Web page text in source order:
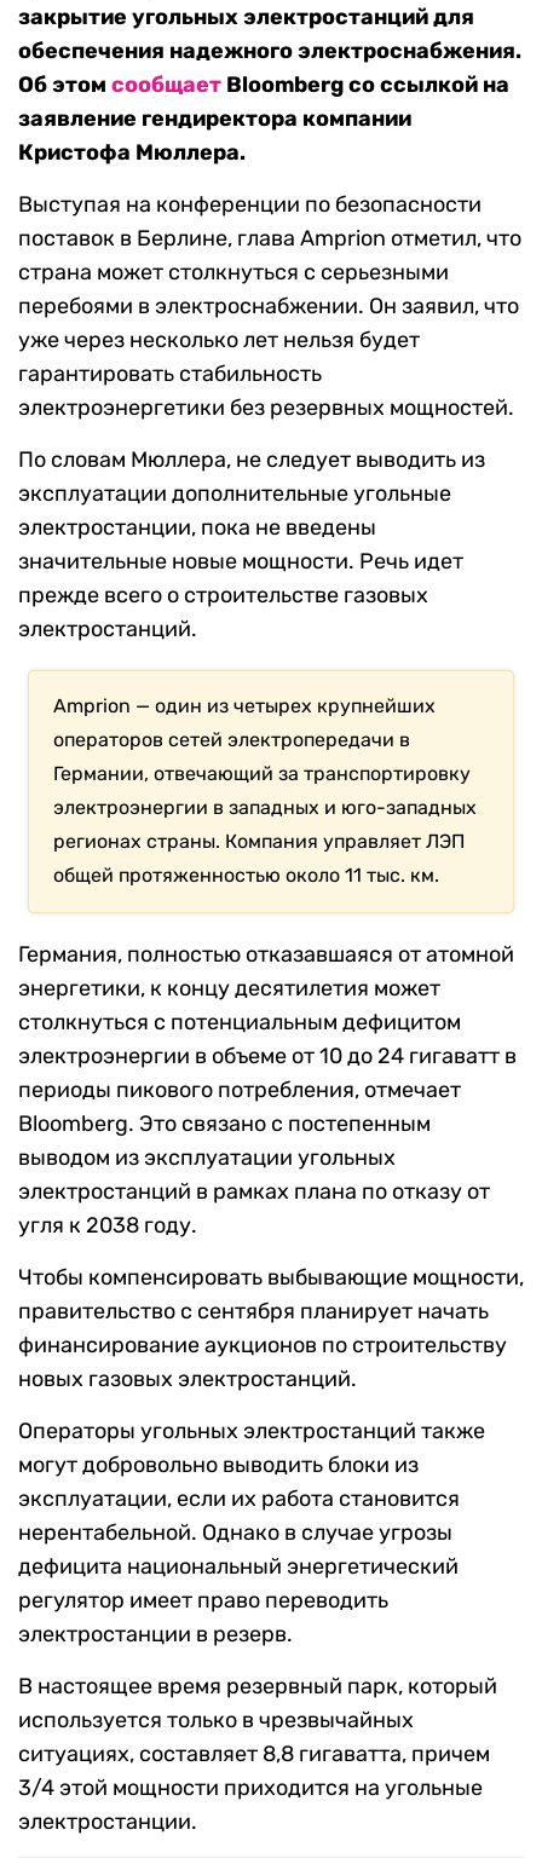
закрытие угольных электростанций для
обеспечения надежного электроснабжения.
Об этом сообщает Bloomberg со ссылкой на
заявление гендиректора компании
Кристофа Мюллера.
Выступая на конференции по безопасности
поставок в Берлине, глава Amprion отметил, что
страна может столкнуться с серьезными
перебоями в электроснабжении. Он заявил, что
уже через несколько лет нельзя будет
гарантировать стабильность
электроэнергетики без резервных мощностей.
По словам Мюллера, не следует выводить из
эксплуатации дополнительные угольные
электростанции, пока не введены
значительные новые мощности. Речь идет
прежде всего о строительстве газовых
электростанций.
Amprion — один из четырех крупнейших
операторов сетей электропередачи в
Германии, отвечающий за транспортировку
электроэнергии в западных и юго-западных
регионах страны. Компания управляет ЛЭП
общей протяженностью около 11 тыс. км.
Германия, полностью отказавшаяся от атомной
энергетики, к концу десятилетия может
столкнуться с потенциальным дефицитом
электроэнергии в объеме от 10 до 24 гигаватт в
периоды пикового потребления, отмечает
Bloomberg. Это связано с постепенным
выводом из эксплуатации угольных
электростанций в рамках плана по отказу от
угля к 2038 году.
Чтобы компенсировать выбывающие мощности,
правительство с сентября планирует начать
финансирование аукционов по строительству
новых газовых электростанций.
Операторы угольных электростанций также
могут добровольно выводить блоки из
эксплуатации, если их работа становится
нерентабельной. Однако в случае угрозы
дефицита национальный энергетический
регулятор имеет право переводить
электростанции в резерв.
В настоящее время резервный парк, который
используется только в чрезвычайных
ситуациях, составляет 8,8 гигаватта, причем
3/4 этой мощности приходится на угольные
электростанции.